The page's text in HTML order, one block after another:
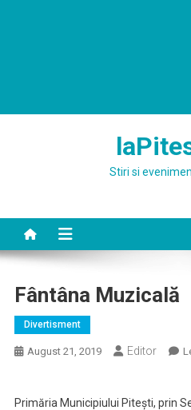
Stiri si
Fântâna Muzicală
Divertisment
August 21, 2019 Editor
Primăria Municipiului Pitești, prin